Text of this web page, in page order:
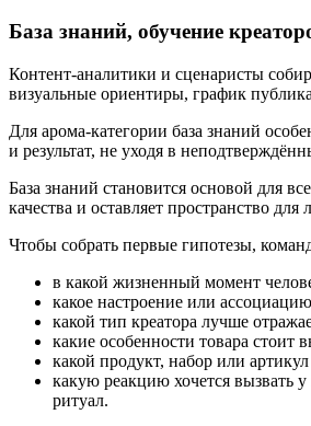
База знаний, обучение
Контент-аналитики и сценаристы
визуальные ориентиры, график
Для арома-категории база знаний
и результат, не уходя в
База знаний становится основой для
качества и оставляет пространство для
Чтобы собрать первые гипотезы,
в какой жизненный момент
какое настроение или
какой тип креатора лучше
какие особенности товара стоит
какой продукт, набор или
какую реакцию хочется вызвать
ритуал.